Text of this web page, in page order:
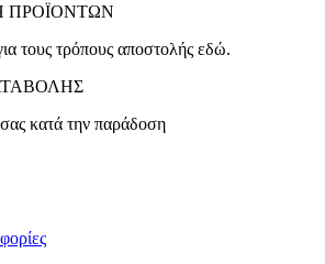
ΠΡΟΪΟΝΤΩΝ
τους τρόπους αποστολής εδώ.
κατά την παράδοση